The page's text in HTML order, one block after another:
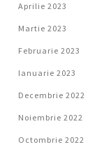
Aprilie 2023
Martie 2023
Februarie 2023
Ianuarie 2023
Decembrie 2022
Noiembrie 2022
Octombrie 2022